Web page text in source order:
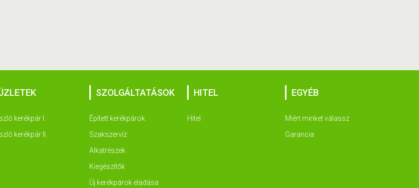
kerékpár I.
kerékpár II.
SZOLGÁLTATÁSOK
Épített kerékpárok
Szakszervíz
Alkatrészek
Kiegészítők
Új kerékpárok eladása
HITEL
Hitel
EGYÉB
Miért minket válassz
Garancia